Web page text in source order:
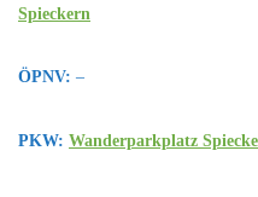
Spieckern
ÖPNV: –
PKW: Wanderparkplatz